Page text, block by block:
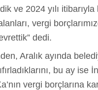
ve 2024 yılı
vergi
dedi.
Aralık ayında
bu ay ise
vergi borçlarına